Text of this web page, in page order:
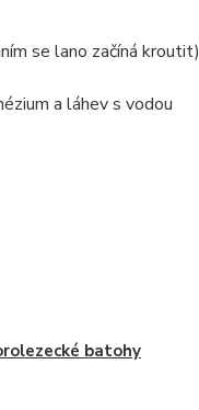
se lano začíná kroutit)
a láhev s vodou
batohy